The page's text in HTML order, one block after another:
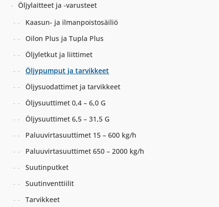
Öljylaitteet ja -varusteet
Kaasun- ja ilmanpoistosäiliö
Oilon Plus ja Tupla Plus
Öljyletkut ja liittimet
Öljypumput ja tarvikkeet
Öljysuodattimet ja tarvikkeet
Öljysuuttimet 0,4 – 6,0 G
Öljysuuttimet 6,5 – 31,5 G
Paluuvirtasuuttimet 15 – 600 kg/h
Paluuvirtasuuttimet 650 – 2000 kg/h
Suutinputket
Suutinventtiilit
Tarvikkeet